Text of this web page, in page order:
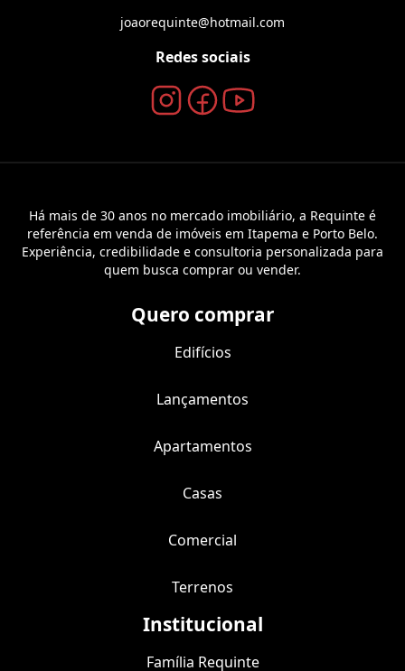
joaorequinte@hotmail.com
Redes sociais
Há mais de 30 anos no mercado imobiliário, a Requinte é
referência em venda de imóveis em Itapema e Porto Belo.
Experiência, credibilidade e consultoria personalizada para
quem busca comprar ou vender.
Quero comprar
Edifícios
Lançamentos
Apartamentos
Casas
Comercial
Terrenos
Institucional
Família Requinte